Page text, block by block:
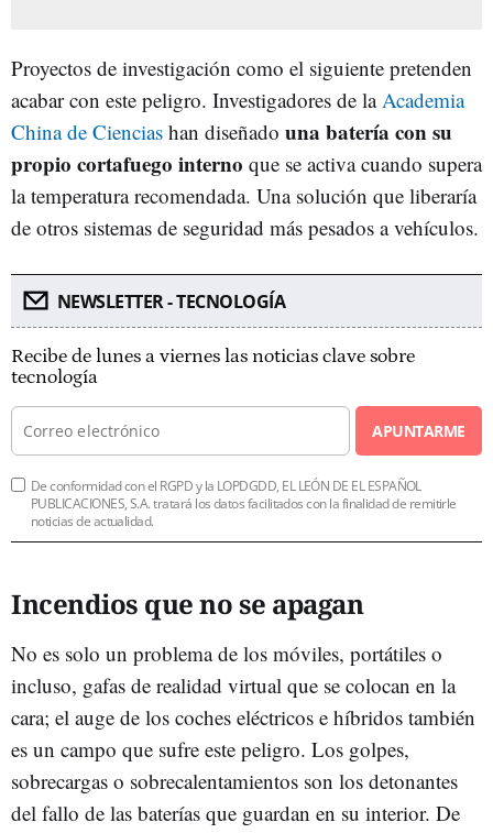
Proyectos de investigación como el siguiente pretenden
acabar con este peligro. Investigadores de la Academia
China de Ciencias han diseñado una batería con su
propio cortafuego interno que se activa cuando supera
la temperatura recomendada. Una solución que liberaría
de otros sistemas de seguridad más pesados a vehículos.
NEWSLETTER - TECNOLOGÍA
Recibe de lunes a viernes las noticias clave sobre
tecnología
APUNTARME
De conformidad con el RGPD y la LOPDGDD, EL LEÓN DE EL ESPAÑOL
PUBLICACIONES, S.A. tratará los datos facilitados con la finalidad de remitirle
noticias de actualidad.
Incendios que no se apagan
No es solo un problema de los móviles, portátiles o
incluso, gafas de realidad virtual que se colocan en la
cara; el auge de los coches eléctricos e híbridos también
es un campo que sufre este peligro. Los golpes,
sobrecargas o sobrecalentamientos son los detonantes
del fallo de las baterías que guardan en su interior. De